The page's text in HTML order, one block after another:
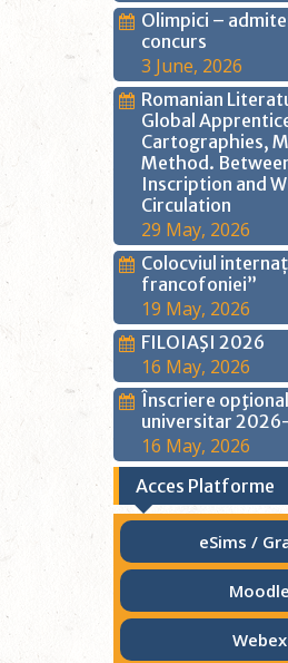
Olimpici –
concurs
3 June, 2026
Romanian
Global
Cartographies,
Method.
Inscription and
Circulation
29 May, 2026
Colocviul
francofoniei”
19 May, 2026
FILOIAŞI 2026
16 May, 2026
Înscriere
universitar
16 May, 2026
Acces Platforme
eSims /
Moodle
Webex